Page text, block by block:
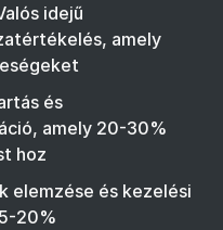
idejű
amely
és
amely 20-30%
hoz
elemzése és kezelési
20%